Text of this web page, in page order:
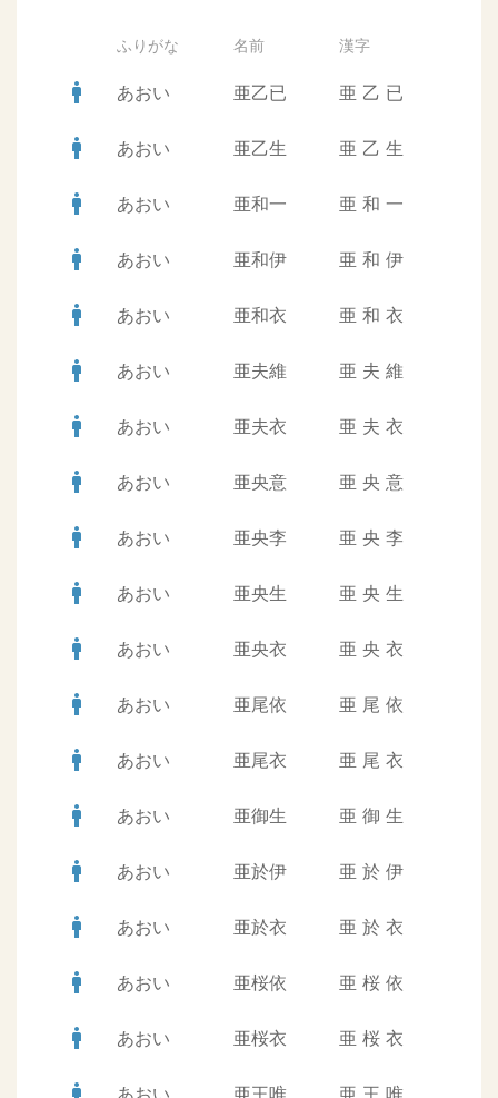
ふりがな 名前 漢字
man あおい 亜乙已 亜 乙 已
man あおい 亜乙生 亜 乙 生
man あおい 亜和一 亜 和 一
man あおい 亜和伊 亜 和 伊
man あおい 亜和衣 亜 和 衣
man あおい 亜夫維 亜 夫 維
man あおい 亜夫衣 亜 夫 衣
man あおい 亜央意 亜 央 意
man あおい 亜央李 亜 央 李
man あおい 亜央生 亜 央 生
man あおい 亜央衣 亜 央 衣
man あおい 亜尾依 亜 尾 依
man あおい 亜尾衣 亜 尾 衣
man あおい 亜御生 亜 御 生
man あおい 亜於伊 亜 於 伊
man あおい 亜於衣 亜 於 衣
man あおい 亜桜依 亜 桜 依
man あおい 亜桜衣 亜 桜 衣